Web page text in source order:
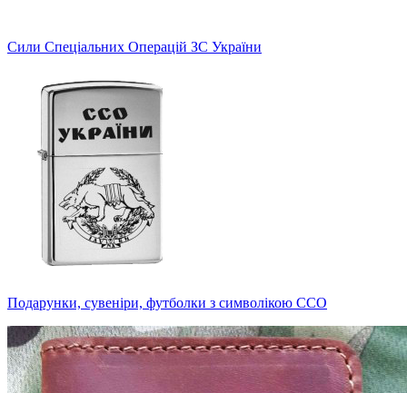
Сили Спеціальних Операцій ЗС України
Подарунки, сувеніри, футболки з символікою ССО